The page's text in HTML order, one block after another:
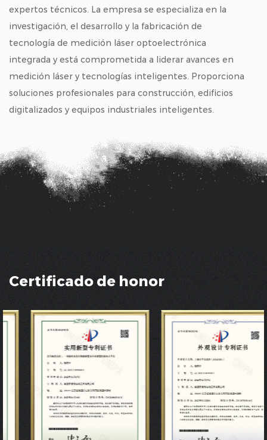
expertos técnicos. La empresa se especializa en la
investigación, el desarrollo y la fabricación de
tecnología de medición láser optoelectrónica
integrada y está comprometida a liderar avances en
medición láser y tecnologías inteligentes. Proporciona
soluciones profesionales para construcción, edificios
digitalizados y equipos industriales inteligentes.
Certificado de honor